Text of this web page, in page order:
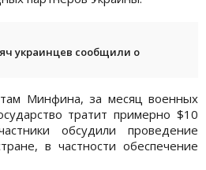
украинцев сообщили о
Минфина, за месяц военных
тратит примерно $10
обсудили проведение
в частности обеспечение